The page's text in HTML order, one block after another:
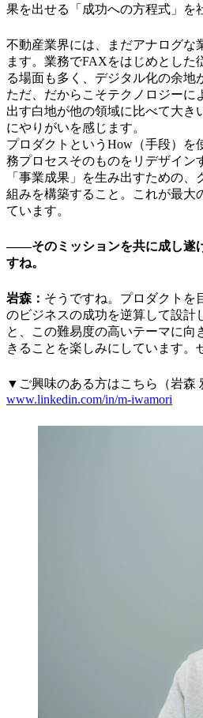
果を出せる「成功への方程式」を
不動産業界には、まだアナログな
ます。業務でFAXをはじめとした
る場面も多く、デジタル化の余地
ただ、だからこそテクノロジーに
出す白地が他の領域に比べて大き
にやりがいを感じます。
プロダクトというHow（手段）を
務プロセスそのものをリデザイン
「事業成果」を生み出すための
組みを構築すること。これが最大
ています。
――そのミッションを共に成し遂
すね。
岩森： そうですね。プロダクトを
のビジネスの成功を逆算して設計
と、この難易度の高いテーマに向
きることを楽しみにしています。
▼ご興味のある方はこちら（岩森
www.linkedin.com/in/m-iwamori